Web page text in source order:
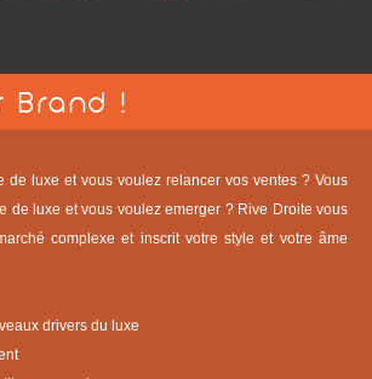
Brand !
de luxe et vous voulez relancer vos ventes ? Vous
de luxe et vous voulez emerger ? Rive Droite vous
complexe et inscrit votre style et votre âme
drivers du luxe